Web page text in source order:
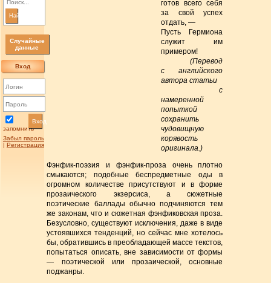
Найти
Случайные
данные
Вход
запомнить
Вход
Забыл пароль
| Регистрация
готов всего себя
за свой успех
отдать, —
Пусть Гермиона
служит им
примером!
(Перевод
с английского
автора статьи
с
намеренной
попыткой
сохранить
чудовищную
корявость
оригинала.)
Фэнфик-поэзия и фэнфик-проза очень плотно
смыкаются; подобные беспредметные оды в
огромном количестве присутствуют и в форме
прозаического экзерсиса, а сюжетные
поэтические баллады обычно подчиняются тем
же законам, что и сюжетная фэнфиковская проза.
Безусловно, существуют исключения, даже в виде
устоявшихся тенденций, но сейчас мне хотелось
бы, обратившись в преобладающей массе текстов,
попытаться описать, вне зависимости от формы
— поэтической или прозаической, основные
поджанры.